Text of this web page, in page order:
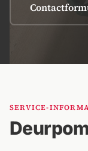
SERVICE-